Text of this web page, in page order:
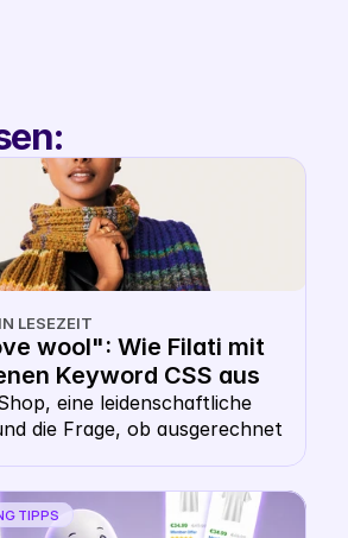
LESEZEIT
wool": Wie Filati mit
Keyword CSS aus
Karussell
eine leidenschaftliche
die Frage, ob ausgerechnet
TIPPS